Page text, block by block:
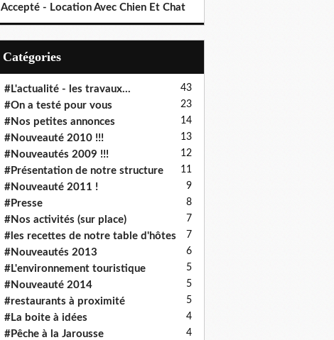
Accepté - Location Avec Chien Et Chat
Catégories
#L'actualité - les travaux... 43
#On a testé pour vous 23
#Nos petites annonces 14
#Nouveauté 2010 !!! 13
#Nouveautés 2009 !!! 12
#Présentation de notre structure 11
#Nouveauté 2011 ! 9
#Presse 8
#Nos activités (sur place) 7
#les recettes de notre table d'hôtes 7
#Nouveautés 2013 6
#L'environnement touristique 5
#Nouveauté 2014 5
#restaurants à proximité 5
#La boite à idées 4
#Pêche à la Jarousse 4